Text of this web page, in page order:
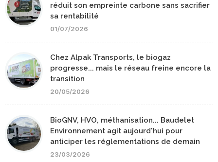
réduit son empreinte carbone sans sacrifier
sa rentabilité
01/07/2026
Chez Alpak Transports, le biogaz
progresse... mais le réseau freine encore la
transition
20/05/2026
BioGNV, HVO, méthanisation... Baudelet
Environnement agit aujourd'hui pour
anticiper les réglementations de demain
23/03/2026